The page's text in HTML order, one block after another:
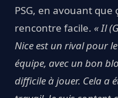
PSG, en avouant que
rencontre facile. « Il
Nice est un rival pour
équipe, avec un bon
difficile à jouer. Cela a